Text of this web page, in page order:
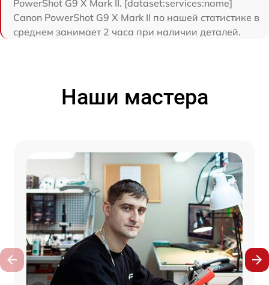
PowerShot G9 X Mark II. [dataset:services:name]
Canon PowerShot G9 X Mark II по нашей статистике в
среднем занимает 2 часа при наличии деталей.
Наши мастера